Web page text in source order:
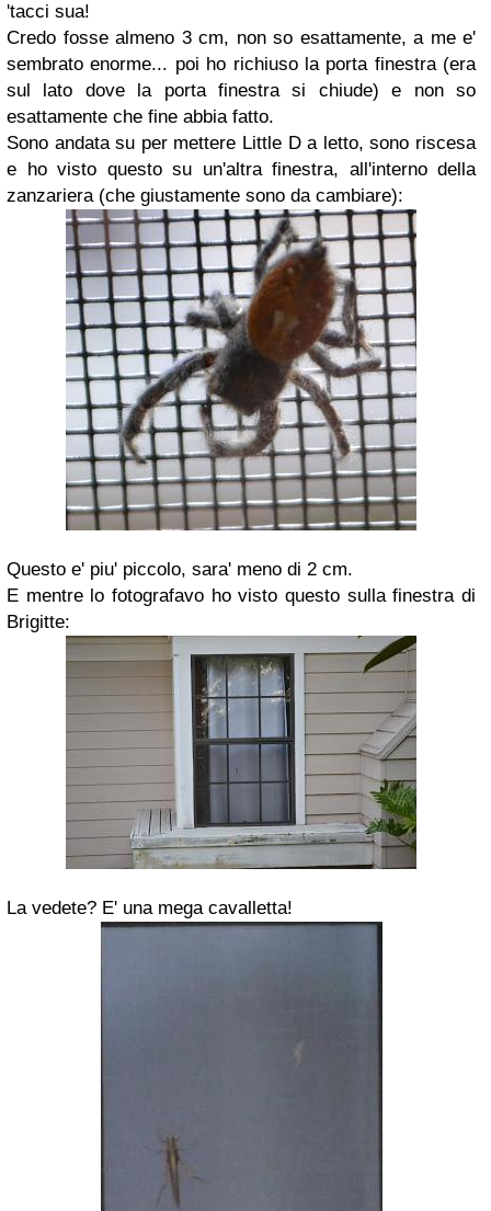
'tacci sua!
Credo fosse almeno 3 cm, non so esattamente, a me e'
sembrato enorme... poi ho richiuso la porta finestra (era
sul lato dove la porta finestra si chiude) e non so
esattamente che fine abbia fatto.
Sono andata su per mettere Little D a letto, sono riscesa
e ho visto questo su un'altra finestra, all'interno della
zanzariera (che giustamente sono da cambiare):
Questo e' piu' piccolo, sara' meno di 2 cm.
E mentre lo fotografavo ho visto questo sulla finestra di
Brigitte:
La vedete? E' una mega cavalletta!